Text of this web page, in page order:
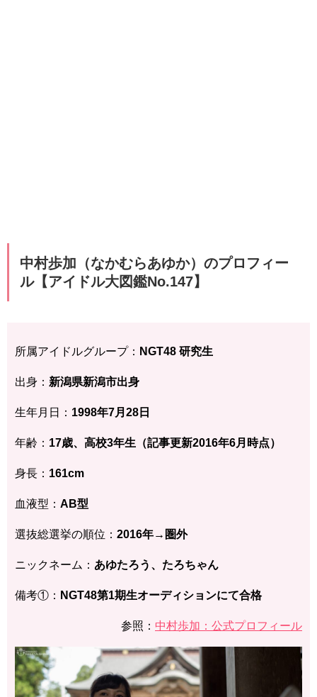
中村歩加（なかむらあゆか）のプロフィー
ル【アイドル大図鑑No.147】
所属アイドルグループ： NGT48 研究生
出身： 新潟県新潟市出身
生年月日： 1998年7月28日
年齢： 17歳、高校3年生（記事更新2016年6月時点）
身長： 161cm
血液型： AB型
選抜総選挙の順位： 2016年→圏外
ニックネーム： あゆたろう、たろちゃん
備考①： NGT48第1期生オーディションにて合格
参照： 中村歩加：公式プロフィール